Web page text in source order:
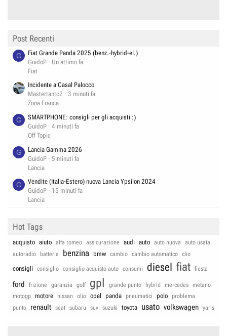
Post Recenti
G
Fiat Grande Panda 2025 (benz.-hybrid-el.)
GuidoP
Un attimo fa
Fiat
Incidente a Casal Palocco
Mastertanto2
3 minuti fa
Zona Franca
G
SMARTPHONE: consigli per gli acquisti :)
GuidoP
4 minuti fa
Off Topic
G
Lancia Gamma 2026
GuidoP
5 minuti fa
Lancia
G
Vendite (Italia-Estero) nuova Lancia Ypsilon 2024
GuidoP
15 minuti fa
Lancia
Hot Tags
acquisto aiuto alfa romeo assicurazione audi auto auto nuova
auto usata
autoradio
batteria benzina bmw cambio cambio automatico clio
consigli consiglio consiglio acquisto auto consumi diesel fiat fiesta
ford frizione garanzia golf gpl grande punto hybrid mercedes
metano
motogp
motore nissan olio opel panda pneumatici polo
problema
punto
renault seat subaru suv suzuki toyota usato volkswagen yaris